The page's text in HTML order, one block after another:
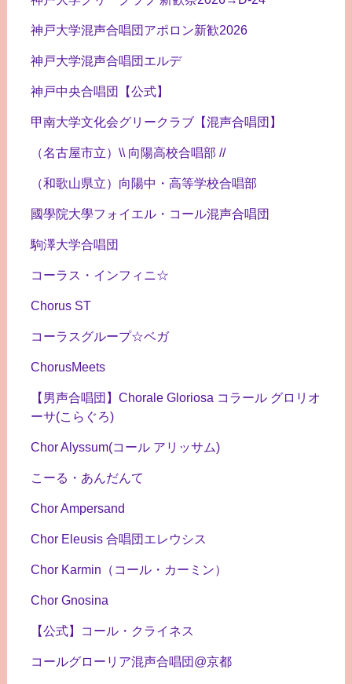
神戸大学混声合唱団アポロン新歓2026
神戸大学混声合唱団エルデ
神戸中央合唱団【公式】
甲南大学文化会グリークラブ【混声合唱団】
（名古屋市立）\\ 向陽高校合唱部 //
（和歌山県立）向陽中・高等学校合唱部
國學院大學フォイエル・コール混声合唱団
駒澤大学合唱団
コーラス・インフィニ☆
Chorus ST
コーラスグループ☆ベガ
ChorusMeets
【男声合唱団】Chorale Gloriosa コラール グロリオ
ーサ(こらぐろ)
Chor Alyssum(コール アリッサム)
こーる・あんだんて
Chor Ampersand
Chor Eleusis 合唱団エレウシス
Chor Karmin（コール・カーミン）
Chor Gnosina
【公式】コール・クライネス
コールグローリア混声合唱団@京都